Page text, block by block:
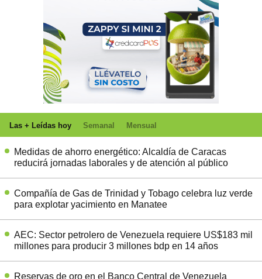
Las + Leídas hoy Semanal Mensual
Medidas de ahorro energético: Alcaldía de Caracas
reducirá jornadas laborales y de atención al público
Compañía de Gas de Trinidad y Tobago celebra luz verde
para explotar yacimiento en Manatee
AEC: Sector petrolero de Venezuela requiere US$183 mil
millones para producir 3 millones bdp en 14 años
Reservas de oro en el Banco Central de Venezuela